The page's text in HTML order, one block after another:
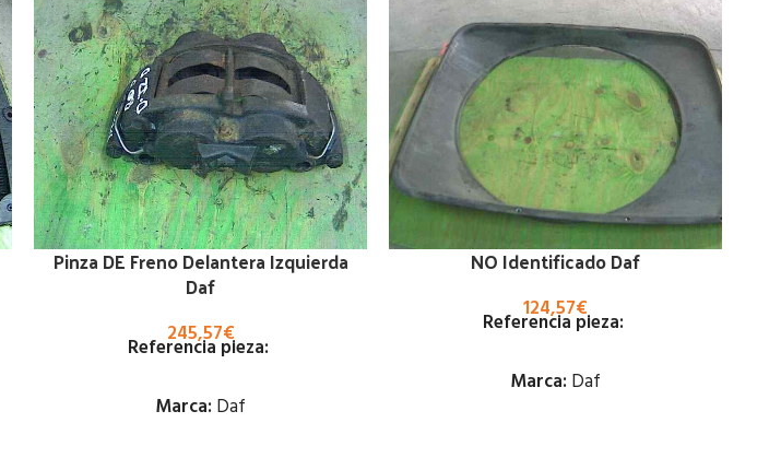
Pinza DE Freno Delantera Izquierda
Daf
245,57€
Referencia pieza:
Marca: Daf
NO Identificado Daf
124,57€
Referencia pieza:
Marca: Daf